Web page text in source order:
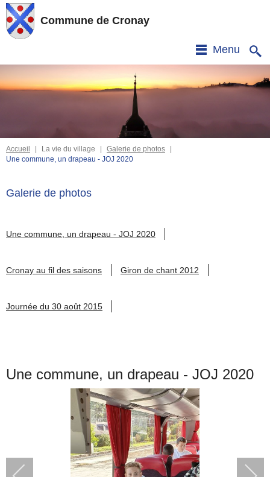
Commune de Cronay
Menu
Accueil | La vie du village | Galerie de photos
|
Une commune, un drapeau - JOJ 2020
Galerie de photos
Une commune, un drapeau - JOJ 2020
Cronay au fil des saisons Giron de chant 2012
Journée du 30 août 2015
Une commune, un drapeau - JOJ 2020